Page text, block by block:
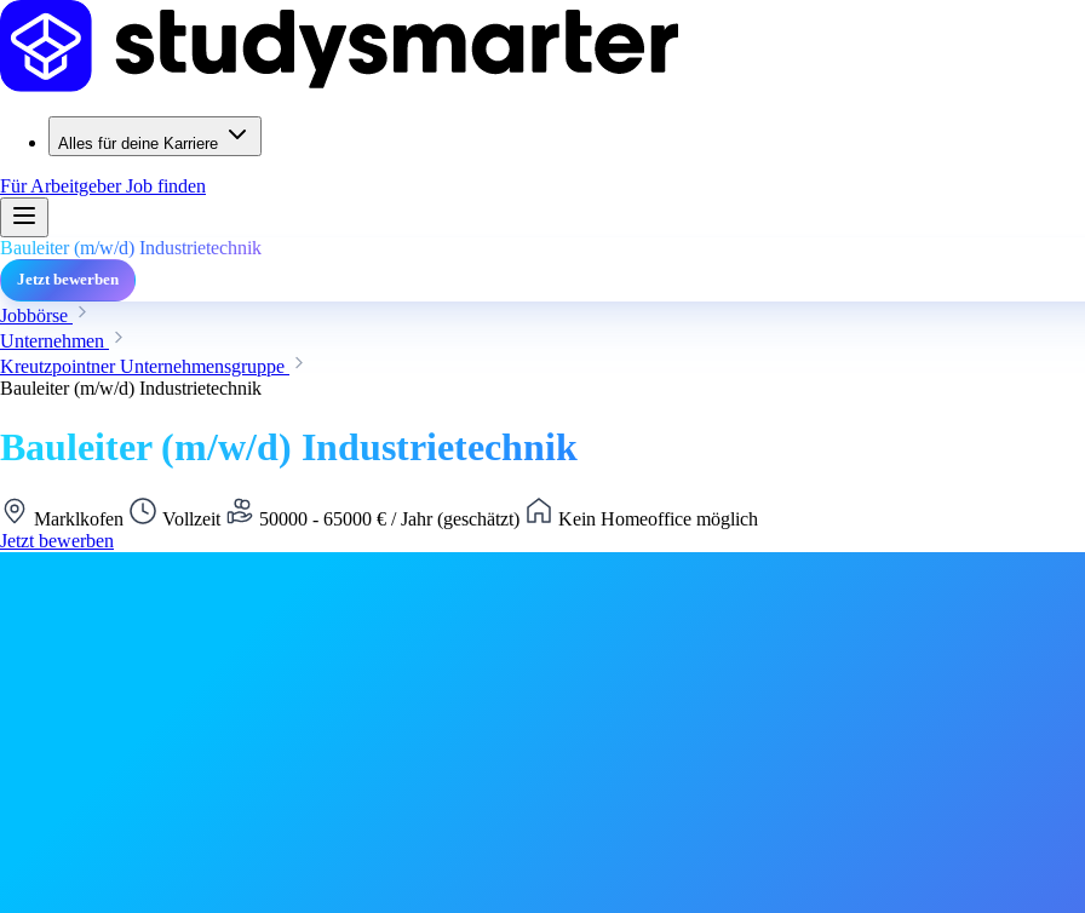
Alles für deine Karriere
Für ArbeitgeberJob finden
Bauleiter (m/w/d) Industrietechnik
Jetzt bewerben
Jobbörse
Unternehmen
Kreutzpointner Unternehmensgruppe
Bauleiter (m/w/d) Industrietechnik
Bauleiter (m/w/d) Industrietechnik
Marklkofen Vollzeit 50000 - 65000 € / Jahr (geschätzt)
Kein Homeoffice möglich
Jetzt bewerben